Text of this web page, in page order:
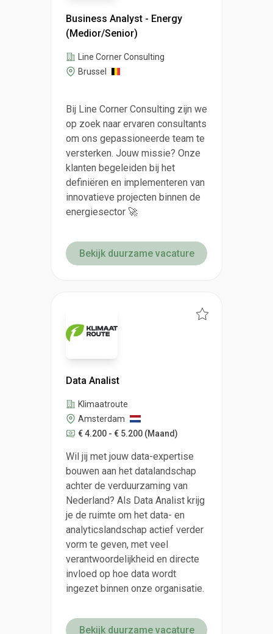
Business Analyst - Energy
(Medior/Senior)
Line Corner Consulting
Brussel
Bij Line Corner Consulting zijn we
op zoek naar ervaren consultants
om ons gepassioneerde team te
versterken. Jouw missie? Onze
klanten begeleiden bij het
definiëren en implementeren van
innovatieve projecten binnen de
energiesector 🚀
Bekijk duurzame vacature
Data Analist
Klimaatroute
Amsterdam
€ 4.200 - € 5.200 (Maand)
Wil jij met jouw data-expertise
bouwen aan het datalandschap
achter de verduurzaming van
Nederland? Als Data Analist krijg
je de ruimte om het data- en
analyticslandschap actief verder
vorm te geven, met veel
verantwoordelijkheid en directe
invloed op hoe data wordt
ingezet binnen onze organisatie.
Bekijk duurzame vacature